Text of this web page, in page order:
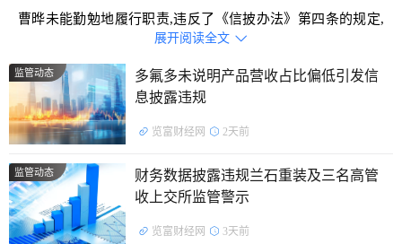
曹晔未能勤勉地履行职责,违反了《信披办法》第四条的规定,
对其任期内发生的信息披露违规行为承担主要责任。
处罚决定如下：
对宝利国际有限公司、采取出具警示函的行政监管措施。
公开资料显示，宝利国际有限公司的主营业务是沥青业务
和通用航空业务。
截止发稿，宝利国际有限公司总市值36.59亿元。
展开阅读全文 
监管动态
多氟多未说明产品营收占比偏低引发信
息披露违规
览富财经网 2天前
监管动态
财务数据披露违规兰石重装及三名高管
收上交所监管警示
览富财经网 3天前